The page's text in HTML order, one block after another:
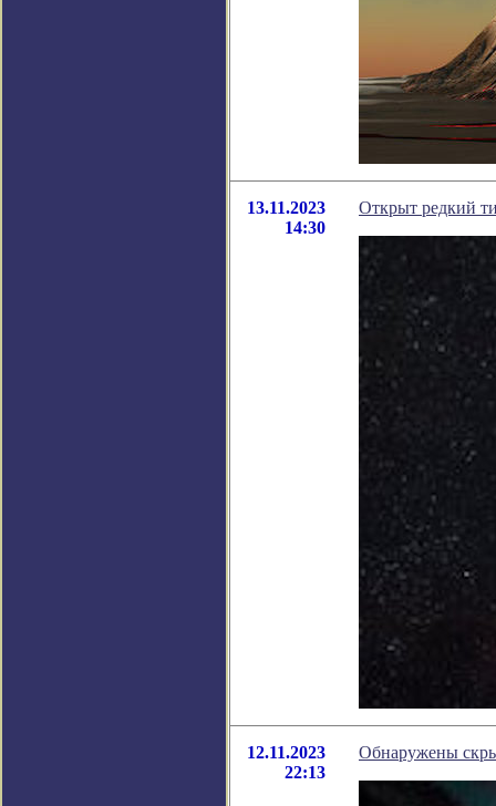
13.11.2023
14:30
Открыт редкий
12.11.2023
22:13
Обнаружены